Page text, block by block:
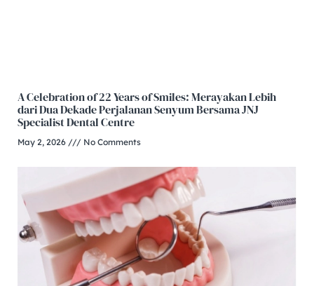
A Celebration of 22 Years of Smiles: Merayakan Lebih
dari Dua Dekade Perjalanan Senyum Bersama JNJ
Specialist Dental Centre
May 2, 2026 No Comments